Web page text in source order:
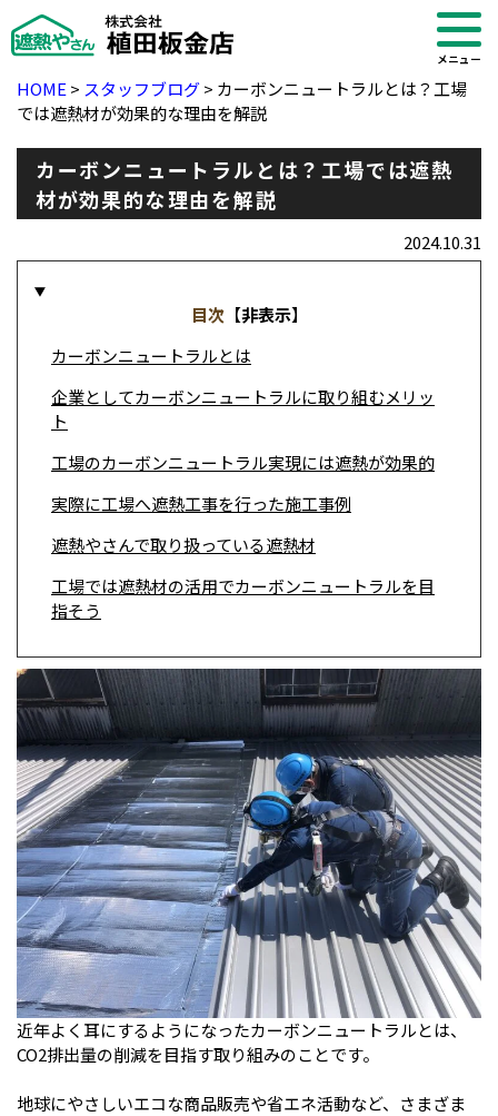
メニュー
HOME > スタッフブログ> カーボンニュートラルとは？工場
では遮熱材が効果的な理由を解説
カーボンニュートラルとは？工場では遮熱
材が効果的な理由を解説
2024.10.31
目次【非表示】
カーボンニュートラルとは
企業としてカーボンニュートラルに取り組むメリッ
ト
工場のカーボンニュートラル実現には遮熱が効果的
実際に工場へ遮熱工事を行った施工事例
遮熱やさんで取り扱っている遮熱材
工場では遮熱材の活用でカーボンニュートラルを目
指そう
近年よく耳にするようになったカーボンニュートラルとは、
CO2排出量の削減を目指す取り組みのことです。
地球にやさしいエコな商品販売や省エネ活動など、さまざま